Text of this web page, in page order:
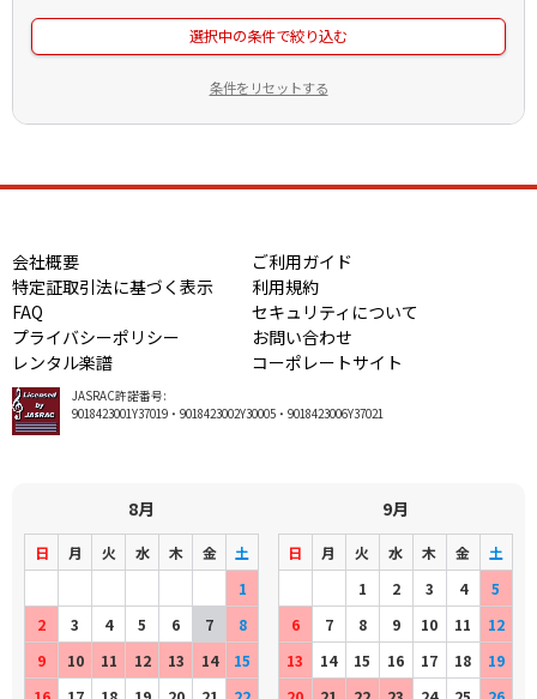
選択中の条件で絞り込む
条件をリセットする
会社概要
ご利用ガイド
特定証取引法に基づく表示
利用規約
FAQ
セキュリティについて
プライバシーポリシー
お問い合わせ
レンタル楽譜
コーポレートサイト
JASRAC許諾番号:
9018423001Y37019・9018423002Y30005・9018423006Y37021
8月
日 月 火 水 木 金
土
1
2
3 4 5 6 7
8
9
10 11 12 13 14
15
9月
日 月 火 水 木 金
土
1
2 3 4
5
6
7 8 9 10 11
12
13
14 15 16 17 18
19